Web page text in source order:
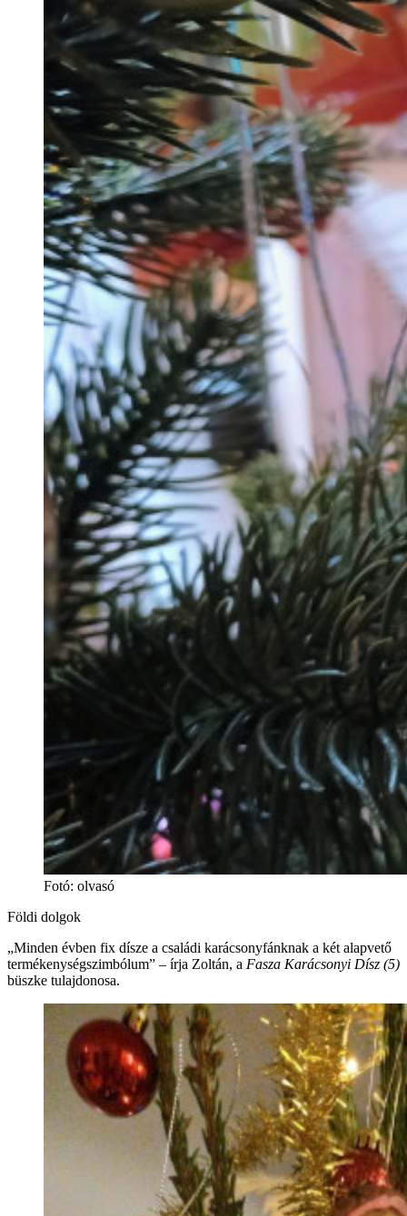
Fotó: olvasó
Földi dolgok
„Minden évben fix dísze a családi karácsonyfánknak a két alapvető
termékenységszimbólum” – írja Zoltán, a Fasza Karácsonyi Dísz (5)
büszke tulajdonosa.